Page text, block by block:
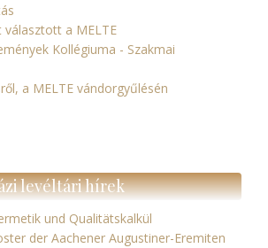
választott a MELTE
Kollégiuma - Szakmai
a MELTE vándorgyűlésén
levéltári hírek
und Qualitätskalkül
der Aachener Augustiner-Eremiten